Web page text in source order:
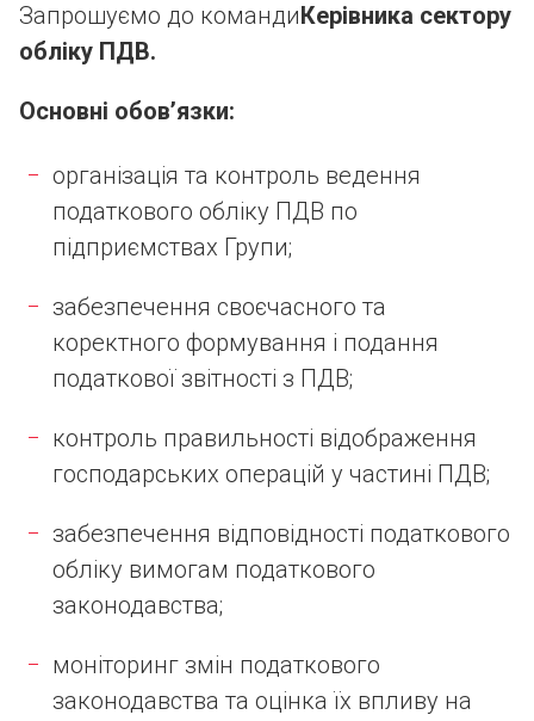
Запрошуємо до командиКерівника сектору
обліку ПДВ.
Основні обов’язки:
організація та контроль ведення
податкового обліку ПДВ по
підприємствах Групи;
забезпечення своєчасного та
коректного формування і подання
податкової звітності з ПДВ;
контроль правильності відображення
господарських операцій у частині ПДВ;
забезпечення відповідності податкового
обліку вимогам податкового
законодавства;
моніторинг змін податкового
законодавства та оцінка їх впливу на